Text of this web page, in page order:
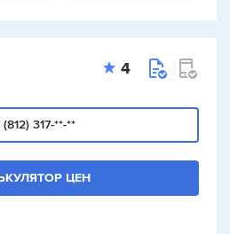
4
(812) 317-**-**
ЦЕН